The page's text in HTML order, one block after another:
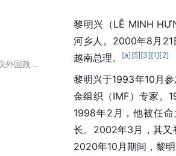
2024年5月热议外国政要人物
黎明兴（LÊ MINH
河乡人。2000年8月21
越南总理。
[a] [5][3][1][2]
黎明兴于1993年10月
金组织（IMF）专家。
1998年2月，他被任
长。2002年3月，其又
2020年10月期间，黎